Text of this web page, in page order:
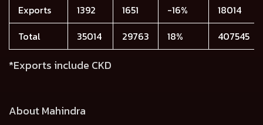
Exports
1392 1651 -16%
18014
Total
35014 29763 18% 407545
*Exports include CKD
About Mahindra